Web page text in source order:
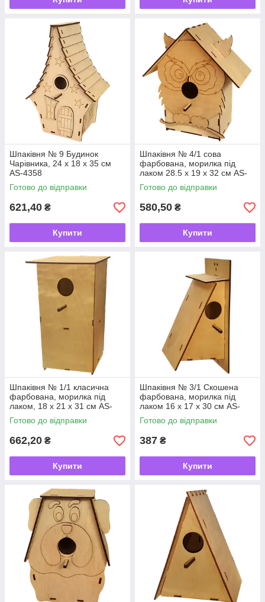
Шпаківня № 9 Будинок
Чарівника, 24 х 18 х 35 см
AS-4358
Готово до відправки
621,40 ₴
Купити
Шпаківня № 4/1 сова
фарбована, морилка під
лаком 28.5 х 19 х 32 см AS-
4361
Готово до відправки
580,50 ₴
Купити
Шпаківня № 1/1 класична
фарбована, морилка під
лаком, 18 х 21 х 31 см AS-
4360
Готово до відправки
662,20 ₴
Купити
Шпаківня № 3/1 Скошена
фарбована, морилка під
лаком 16 х 17 х 30 см AS-
4360
Готово до відправки
387 ₴
Купити